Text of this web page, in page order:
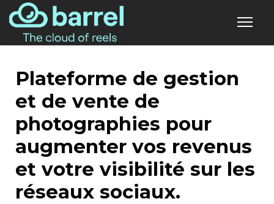
Plateforme de gestion
et de vente de
photographies pour
augmenter vos revenus
et votre visibilité sur les
réseaux sociaux.